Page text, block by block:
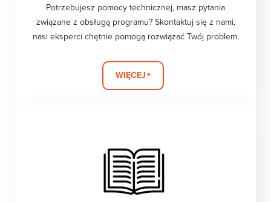
Potrzebujesz pomocy technicznej, masz pytania
związane z obsługą programu? Skontaktuj się z nami,
nasi eksperci chętnie pomogą rozwiązać Twój problem.
WIĘCEJ